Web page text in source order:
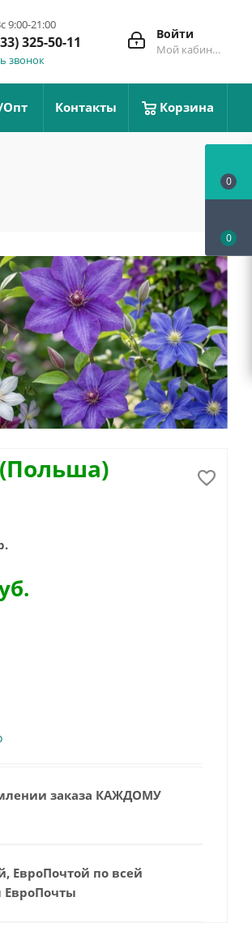
Войти
Мой кабинет
9:00-21:00
325-50-11
звонок
Контакты Корзина
заказа КАЖДОМУ
ЕвроПочтой по всей
ЕвроПочты
0
0